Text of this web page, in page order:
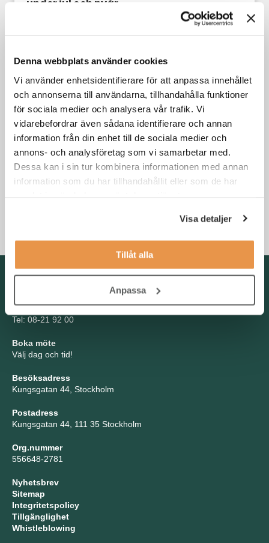
Denna webbplats använder cookies
Vi använder enhetsidentifierare för att anpassa innehållet
och annonserna till användarna, tillhandahålla funktioner
för sociala medier och analysera vår trafik. Vi
vidarebefordrar även sådana identifierare och annan
information från din enhet till de sociala medier och
annons- och analysföretag som vi samarbetar med.
Dessa kan i sin tur kombinera informationen med annan
information som du har tillhandahållit eller som de har
Visa detaljer
Tillåt alla
Anpassa
under jul och nyår
3 skäl till att byta jobb i kristider
Kontakta oss
info@tng.se
Tel: 08-21 92 00
Boka möte
Välj dag och tid!
Besöksadress
Kungsgatan 44, Stockholm
Postadress
Kungsgatan 44, 111 35 Stockholm
Org.nummer
556648-2781
Nyhetsbrev
Sitemap
Integritetspolicy
Tillgänglighet
Whistleblowing